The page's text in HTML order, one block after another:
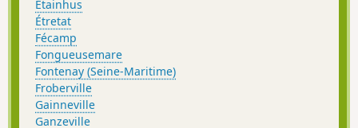
Étainhus
Étretat
Fécamp
Fongueusemare
Fontenay (Seine-Maritime)
Froberville
Gainneville
Ganzeville